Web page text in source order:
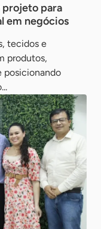
projeto para
em negócios
tecidos e
produtos,
posicionando